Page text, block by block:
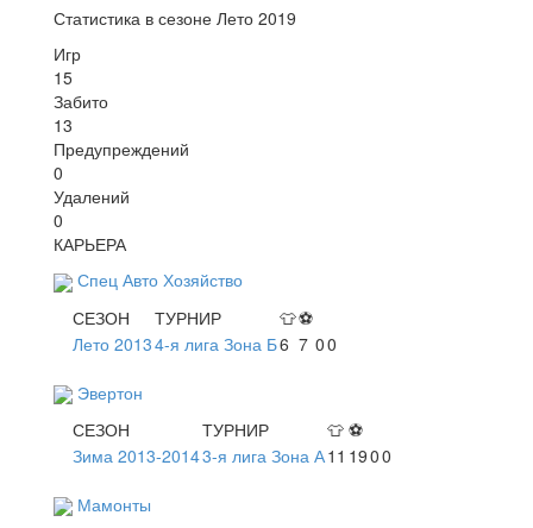
Статистика в сезоне Лето 2019
Игр
15
Забито
13
Предупреждений
0
Удалений
0
КАРЬЕРА
Спец Авто Хозяйство
СЕЗОН
ТУРНИР 👕⚽
Лето 20134-я лига Зона Б6 7 00
Эвертон
СЕЗОН
ТУРНИР 👕 ⚽
Зима 2013-20143-я лига Зона А11 1900
Мамонты